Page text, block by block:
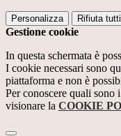
Personalizza Rifiuta tutti
Gestione cookie
In questa schermata è
I cookie necessari sono
piattaforma e non è
Per conoscere quali sono
visionare la COOKIE